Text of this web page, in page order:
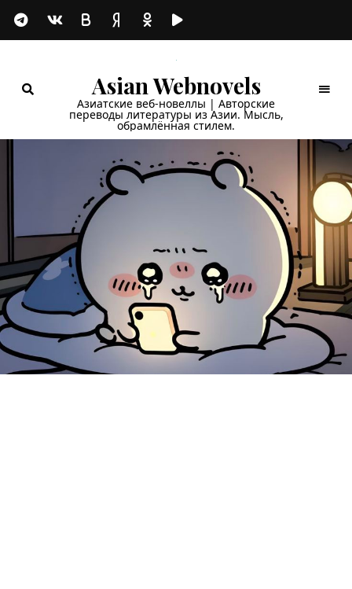
Asian Webnovels
Азиатские веб-новеллы | Авторские
переводы литературы из Азии. Мысль,
обрамлённая стилем.